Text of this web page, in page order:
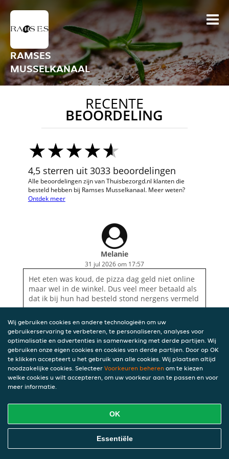
RAMSES
MUSSELKANAAL
RECENTE
BEOORDELING
4,5 sterren uit 3033 beoordelingen
Alle beoordelingen zijn van Thuisbezorgd.nl klanten die
besteld hebben bij Ramses Musselkanaal. Meer weten?
Ontdek meer
Melanie
31 jul 2026 om 17:57
Het eten was koud, de pizza dag geld niet online
maar wel in de winkel. Dus veel meer betaald als
dat ik bij hun had besteld stond nergens vermeld
Wij gebruiken cookies en andere technologieën om uw
gebruikerservaring te verbeteren, te personaliseren, analyses voor
optimalisatie en advertenties in samenwerking met derde partijen. Wij
gebruiken onze eigen cookies en cookies van derde partijen. Door op OK
te klikken accepteert u het gebruik van alle cookies. Wij plaatsen altijd
noodzakelijke cookies. Selecteer Voorkeuren beheren om te kiezen
welke cookies u wilt accepteren, om uw voorkeur aan te passen en voor
meer informatie.
OK
Essentiële